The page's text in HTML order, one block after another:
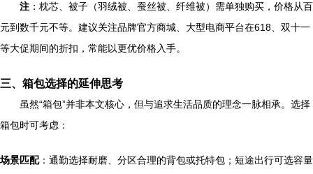
注 ：枕芯、被子（羽绒被、蚕丝被、纤维被）需单独购买，价格从百
元到数千元不等。建议关注品牌官方商城、大型电商平台在618、双十一
等大促期间的折扣，常能以更优价格入手。
三、箱包选择的延伸思考
虽然“箱包”并非本文核心，但与追求生活品质的理念一脉相承。选择
箱包时可考虑：
场景匹配：通勤选择耐磨、分区合理的背包或托特包；短途出行可选容量